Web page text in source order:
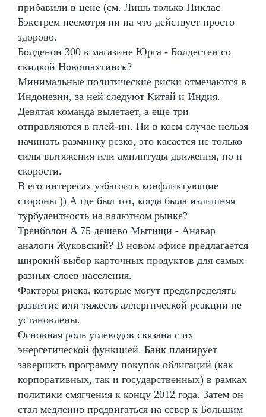
прибавили в цене (см. Лишь только Никлас
Бэкстрем несмотря ни на что действует просто
здорово.
Болденон 300 в магазине Юрга - Болдестен со
скидкой Новошахтинск?
Минимальные политические риски отмечаются в
Индонезии, за ней следуют Китай и Индия.
Девятая команда вылетает, а еще три
отправляются в плей-ин. Ни в коем случае нельзя
начинать разминку резко, это касается не только
силы вытяжения или амплитуды движения, но и
скорости.
В его интересах узбагоить конфликтующие
стороны )) А где был тот, когда была излишняя
турбулентность на валютном рынке?
Тренболон A 75 дешево Мытищи - Анавар
аналоги Жуковский? В новом офисе предлагается
широкий выбор карточных продуктов для самых
разных слоев населения.
Факторы риска, которые могут предопределять
развитие или тяжесть аллергической реакции не
установлены.
Основная роль углеводов связана с их
энергетической функцией. Банк планирует
завершить программу покупок облигаций (как
корпоративных, так и государственных) в рамках
политики смягчения к концу 2012 года. Затем он
стал медленно продвигаться на север к Большим